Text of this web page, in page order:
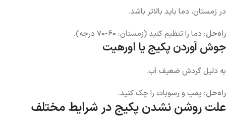
در زمستان، دما باید بالاتر باشد.
راه‌حل: دما را تنظیم کنید (زمستان: ۶۰-۷۰ درجه).
جوش آوردن پکیج یا اورهیت
به دلیل گردش ضعیف آب.
راه‌حل: پمپ و رسوبات را چک کنید.
علت روشن نشدن پکیج در شرایط مختلف